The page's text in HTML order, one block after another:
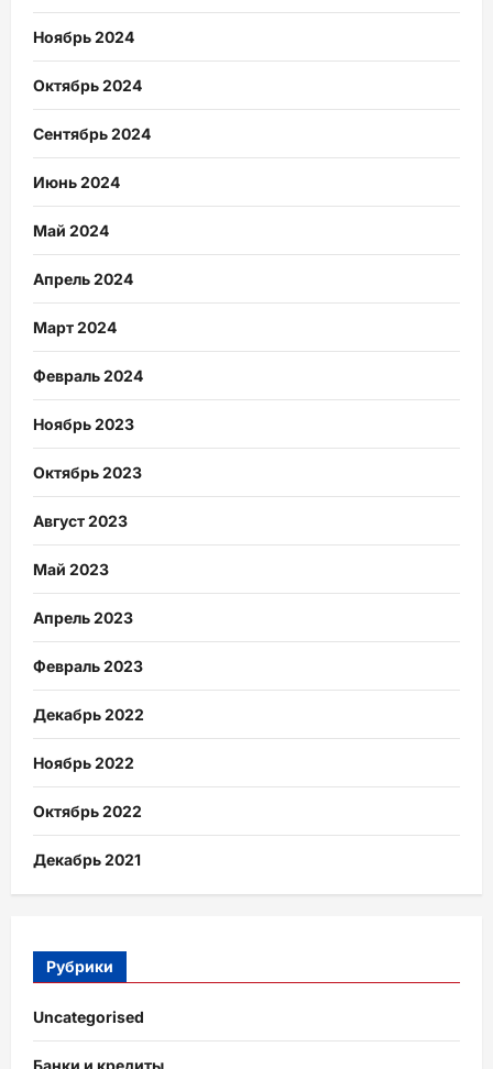
Ноябрь 2024
Октябрь 2024
Сентябрь 2024
Июнь 2024
Май 2024
Апрель 2024
Март 2024
Февраль 2024
Ноябрь 2023
Октябрь 2023
Август 2023
Май 2023
Апрель 2023
Февраль 2023
Декабрь 2022
Ноябрь 2022
Октябрь 2022
Декабрь 2021
Рубрики
Uncategorised
Банки и кредиты